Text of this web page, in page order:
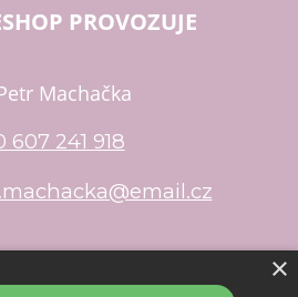
PROVOZUJE
Machačka
607 241 918
×